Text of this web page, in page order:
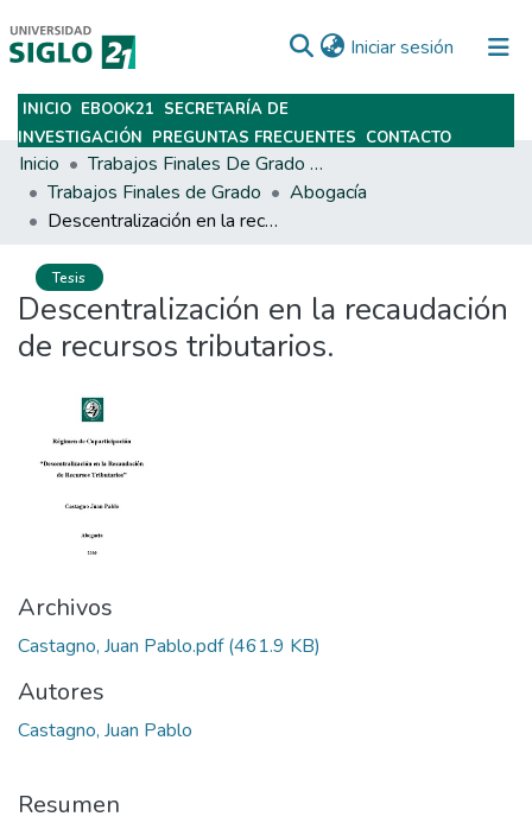
Iniciar sesión (current)
Subir
INICIO EBOOK21 SECRETARÍA DE
INVESTIGACIÓN PREGUNTAS FRECUENTES CONTACTO
Inicio
Trabajos Finales De Grado Y Posgrado
Trabajos Finales de Grado
Abogacía
Descentralización en la recaudación de recursos tributarios.
Tesis
Descentralización en la recaudación
de recursos tributarios.
Archivos
Castagno, Juan Pablo.pdf(461.9 KB)
Autores
Castagno, Juan Pablo
Resumen